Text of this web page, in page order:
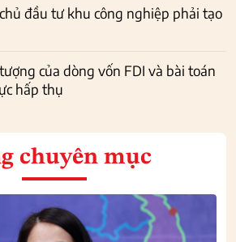
đầu tư khu công nghiệp phải tạo
của dòng vốn FDI và bài toán
hấp thụ
chuyên mục